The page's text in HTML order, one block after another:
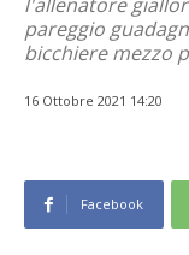
pareggio
bicchiere mezzo
16 Ottobre 2021 14:20
Facebook